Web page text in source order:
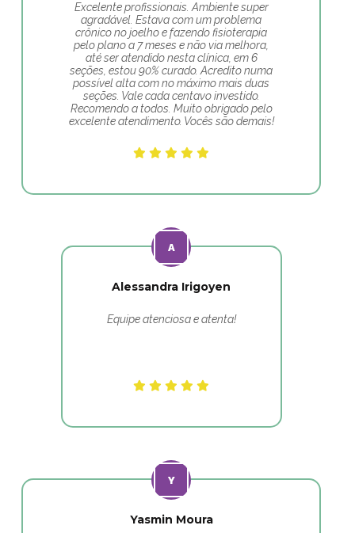
Excelente profissionais. Ambiente super
agradável. Estava com um problema
crônico no joelho e fazendo fisioterapia
pelo plano a 7 meses e não via melhora,
até ser atendido nesta clínica, em 6
seções, estou 90% curado. Acredito numa
possível alta com no máximo mais duas
seções. Vale cada centavo investido.
Recomendo a todos. Muito obrigado pelo
excelente atendimento. Vocês são demais!
Alessandra Irigoyen
Equipe atenciosa e atenta!
Yasmin Moura